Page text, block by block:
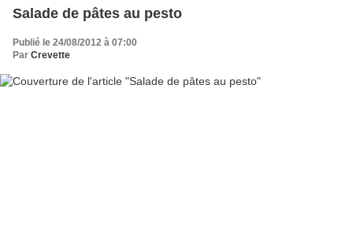
Salade de pâtes au pesto
Publié le 24/08/2012 à 07:00
Par Crevette